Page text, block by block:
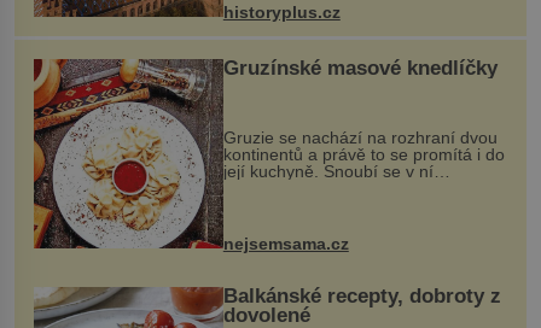
historyplus.cz
Gruzínské masové knedlíčky
Gruzie se nachází na rozhraní dvou
kontinentů a právě to se promítá i do
její kuchyně. Snoubí se v ní
evropské a asijské chutě a díky tomu
pokrmy, které rozhodně st...
nejsemsama.cz
Balkánské recepty, dobroty z
dovolené